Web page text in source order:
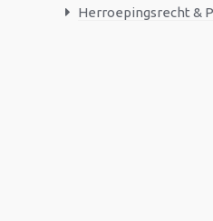
Herroepingsrecht &